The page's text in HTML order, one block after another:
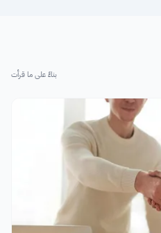
بناءً على ما قرأت